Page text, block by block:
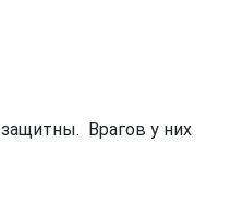
Врагов у них